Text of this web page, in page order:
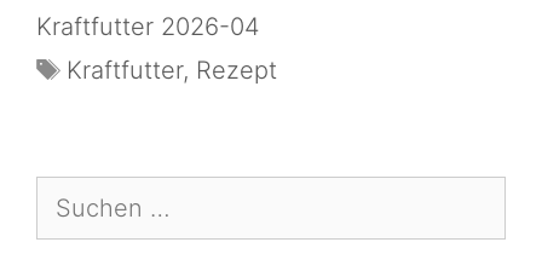
Kraftfutter 2026-04
Kraftfutter, Rezept